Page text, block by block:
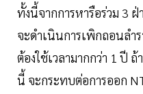
ทั้งนี้จากการหารือร่วม 3
จะดำเนินการเพิกถอนลำ
ต้องใช้เวลามากกว่า 1 ปี
นี้ จะกระทบต่อการออก